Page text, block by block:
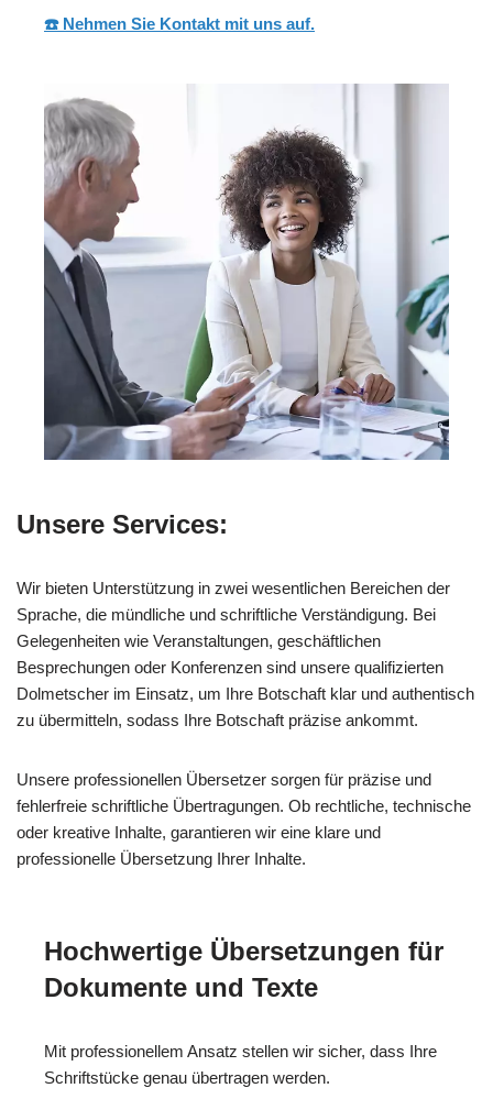
☎️ Nehmen Sie Kontakt mit uns auf.
Unsere Services:
Wir bieten Unterstützung in zwei wesentlichen Bereichen der
Sprache, die mündliche und schriftliche Verständigung. Bei
Gelegenheiten wie Veranstaltungen, geschäftlichen
Besprechungen oder Konferenzen sind unsere qualifizierten
Dolmetscher im Einsatz, um Ihre Botschaft klar und authentisch
zu übermitteln, sodass Ihre Botschaft präzise ankommt.
Unsere professionellen Übersetzer sorgen für präzise und
fehlerfreie schriftliche Übertragungen. Ob rechtliche, technische
oder kreative Inhalte, garantieren wir eine klare und
professionelle Übersetzung Ihrer Inhalte.
Hochwertige Übersetzungen für
Dokumente und Texte
Mit professionellem Ansatz stellen wir sicher, dass Ihre
Schriftstücke genau übertragen werden.